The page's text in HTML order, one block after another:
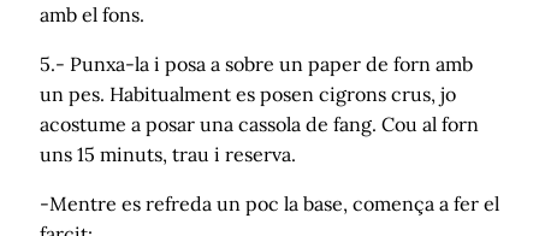
amb el fons.
5.- Punxa-la i posa a sobre un paper de forn amb
un pes. Habitualment es posen cigrons crus, jo
acostume a posar una cassola de fang. Cou al forn
uns 15 minuts, trau i reserva.
-Mentre es refreda un poc la base, comença a fer el